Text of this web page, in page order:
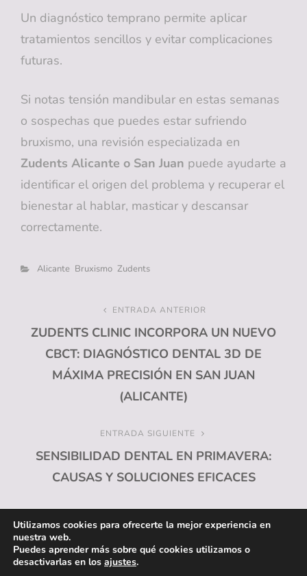
Un diagnóstico temprano permite aplicar
tratamientos sencillos y evitar complicaciones
futuras.
Si notas tensión mandibular en estas semanas
o sospechas que puedes estar sufriendo
bruxismo, una revisión especializada en
Zudents Alicante o San Juan puede ayudarte a
identificar el origen del problema y recuperar el
bienestar al hablar, masticar y descansar
correctamente.
Categorías
Alicante Bruxismo Zudents
Navegación
entradas
Entrada
anterior
ENTRADA ANTERIOR
ZUDENTS CLINIC INCORPORA UN NUEVO
CBCT: DIAGNÓSTICO DENTAL 3D DE
MÁXIMA PRECISIÓN EN SAN JUAN
(ALICANTE)
Entrada
siguiente
ENTRADA SIGUIENTE
SENSIBILIDAD DENTAL EN PRIMAVERA:
CAUSAS Y SOLUCIONES EFICACES
Utilizamos cookies para ofrecerte la mejor experiencia en
nuestra web.
Puedes aprender más sobre qué cookies utilizamos o
desactivarlas en los ajustes.